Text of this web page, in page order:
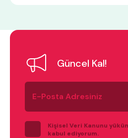
Güncel Kal!
E-
Posta
Adresiniz
Kişisel Veri Kanunu
kabul ediyorum.